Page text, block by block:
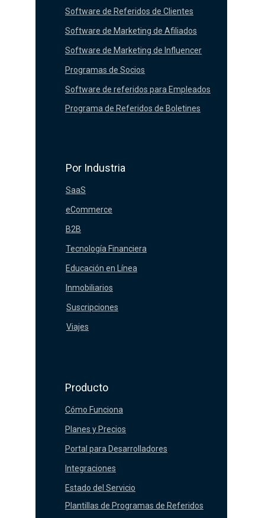
Software de Referidos de Clientes
Programa de Referidos de Boletines
Programas de Socios
Software de Marketing de Influencer
Software de Marketing de Afiliados
Software de referidos para Empleados
SaaS
Inmobiliarios
Educación en Línea
Tecnología Financiera
B2B
eCommerce
Viajes
Suscripciones
Por Industria
Cómo Funciona
Integraciones
Plantillas de Programas de Referidos
Estado del Servicio
Portal para Desarrolladores
Planes y Precios
Producto